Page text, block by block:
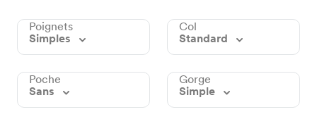
Poignets
Simples
Col
Standard
Poche
Sans
Gorge
Simple